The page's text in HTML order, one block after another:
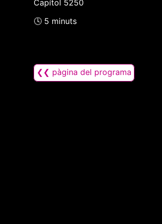
Capítol 5250
🕓 5 minuts
❮❮ pàgina del programa